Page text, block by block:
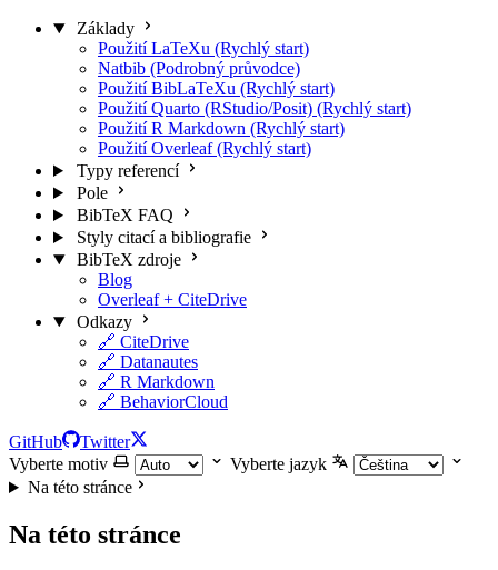
Základy
Použití LaTeXu (Rychlý start)
Natbib (Podrobný průvodce)
Použití BibLaTeXu (Rychlý start)
Použití Quarto (RStudio/Posit) (Rychlý start)
Použití R Markdown (Rychlý start)
Použití Overleaf (Rychlý start)
Typy referencí
Pole
BibTeX FAQ
Styly citací a bibliografie
BibTeX zdroje
Blog
Overleaf + CiteDrive
Odkazy
🔗 CiteDrive
🔗 Datanautes
🔗 R Markdown
🔗 BehaviorCloud
GitHub
Twitter
Vyberte motiv
Vyberte jazyk
Na této stránce
Na této stránce